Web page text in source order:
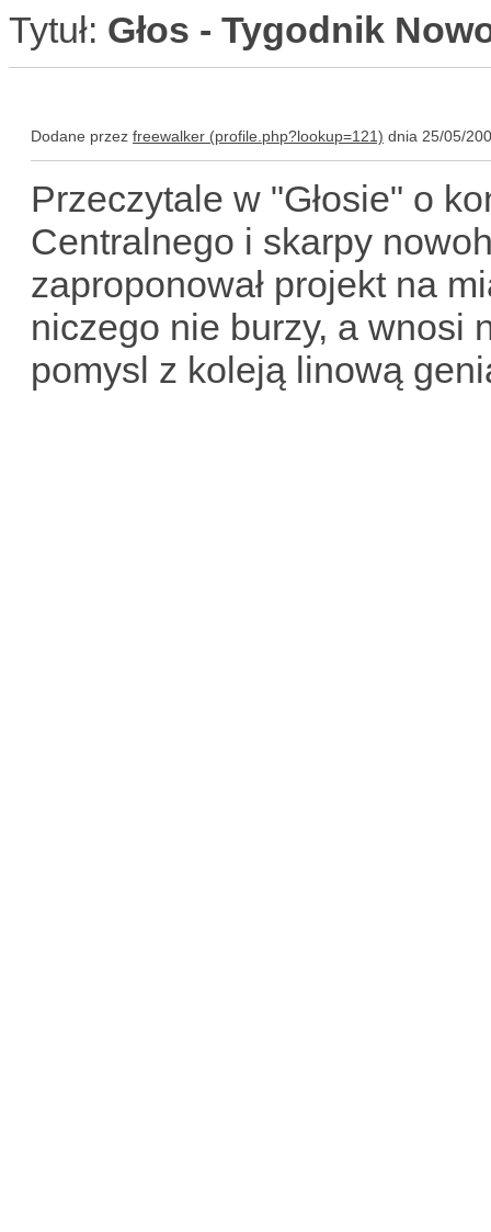
Tytuł: Głos - Tygodnik
Dodane przez freewalker dnia 25/05/
Przeczytale w "Głosie" o
Centralnego i skarpy
zaproponował projekt na
niczego nie burzy, a wnosi
pomysl z koleją linową